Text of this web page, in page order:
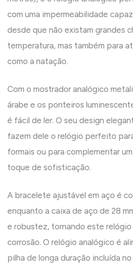
com uma impermeabilidade
desde que não existam grandes
temperatura, mas também para
como a natação.
Com o mostrador analógico
árabe e os ponteiros
é fácil de ler. O seu design
fazem dele o relógio perfeito
formais ou para complementar
toque de sofisticação.
A bracelete ajustável em aço é
enquanto a caixa de aço de 28
e robustez, tornando este
corrosão. O relógio analógico é
pilha de longa duração incluída